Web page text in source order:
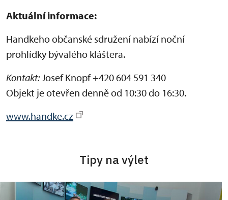
Aktuální informace:
Handkeho občanské sdružení nabízí noční
prohlídky bývalého kláštera.
Kontakt:Josef Knopf +420 604 591 340
Objekt je otevřen denně od 10:30 do 16:30.
www.handke.cz
Tipy na výlet